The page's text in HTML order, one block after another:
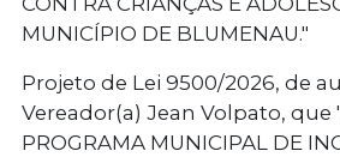
MUNICÍPIO DE BLUMENAU."
Projeto de Lei 9500/2026, de
Vereador(a) Jean Volpato, que
PROGRAMA MUNICIPAL DE